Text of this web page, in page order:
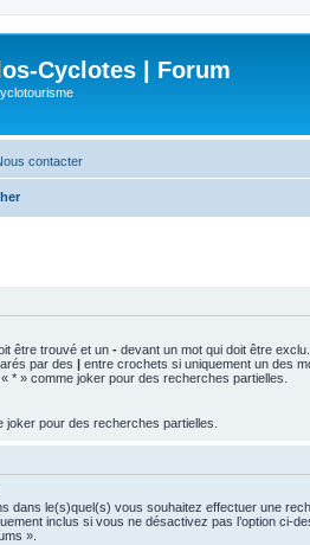
Cyclotes | Forum
contacter
être trouvé et un - devant un mot qui doit être exclu.
par des | entre crochets si uniquement un des
* » comme joker pour des recherches partielles.
pour des recherches partielles.
dans le(s)quel(s) vous souhaitez effectuer une
inclus si vous ne désactivez pas l’option ci-
».